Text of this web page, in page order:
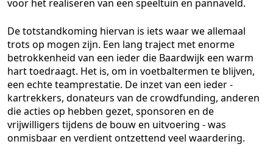
voor het realiseren van een speeltuin en pannaveld.
De totstandkoming hiervan is iets waar we allemaal
trots op mogen zijn. Een lang traject met enorme
betrokkenheid van een ieder die Baardwijk een warm
hart toedraagt. Het is, om in voetbaltermen te blijven,
een echte teamprestatie. De inzet van een ieder -
kartrekkers, donateurs van de crowdfunding, anderen
die acties op hebben gezet, sponsoren en de
vrijwilligers tijdens de bouw en uitvoering - was
onmisbaar en verdient ontzettend veel waardering.